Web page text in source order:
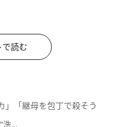
読む
」「継母を包丁で殺そう
洗…